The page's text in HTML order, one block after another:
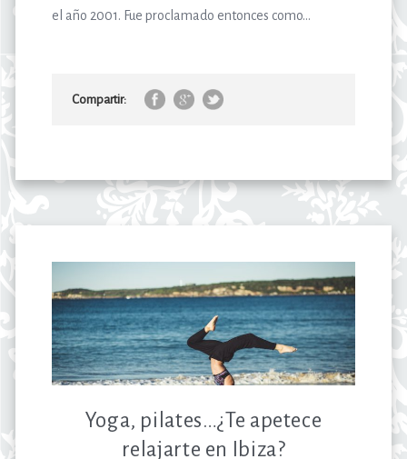
el año 2001. Fue proclamado entonces como...
Compartir:
Yoga, pilates…¿Te apetece
relajarte en Ibiza?